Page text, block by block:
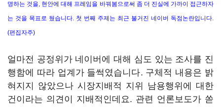
명하는 것을, 현안에 대해 프레임을 바꿔봄으로써 좀 더 진실에 가까이 접근하자
는 것을 목표로 뒀습니다. 첫 번째 주제는 최근 불거진 네이버 독점논란입니다.
(편집자주)
얼마전 공정위가 네이버에 대해 심도 있는 조사를 진
행함에 따라 업계가 들썩였습니다. 구체적 내용은 밝
혀지지 않았으나 시장지배적 지위 남용행위에 대한
건이라는 의견이 지배적인데요. 관련 언론보도가 쏟